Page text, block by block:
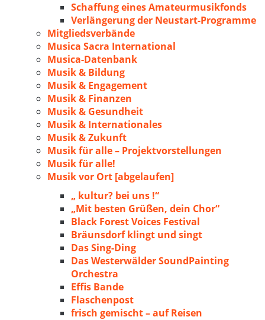
Schaffung eines Amateurmusikfonds
Verlängerung der Neustart-Programme
Mitgliedsverbände
Musica Sacra International
Musica-Datenbank
Musik & Bildung
Musik & Engagement
Musik & Finanzen
Musik & Gesundheit
Musik & Internationales
Musik & Zukunft
Musik für alle – Projektvorstellungen
Musik für alle!
Musik vor Ort [abgelaufen]
„ kultur? bei uns !“
„Mit besten Grüßen, dein Chor“
Black Forest Voices Festival
Bräunsdorf klingt und singt
Das Sing-Ding
Das Westerwälder SoundPainting
Orchestra
Effis Bande
Flaschenpost
frisch gemischt – auf Reisen